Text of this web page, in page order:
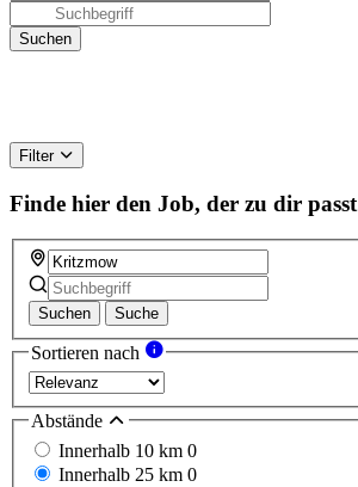
Filter
Finde hier den Job, der zu dir passt
Suchen Suche
Sortieren nach
Abstände
Innerhalb 10 km 0
Innerhalb 25 km 0